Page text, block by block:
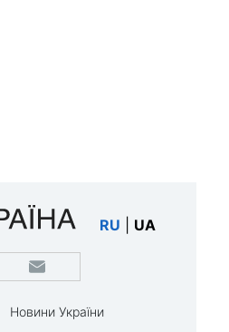
RU UA
Новини України